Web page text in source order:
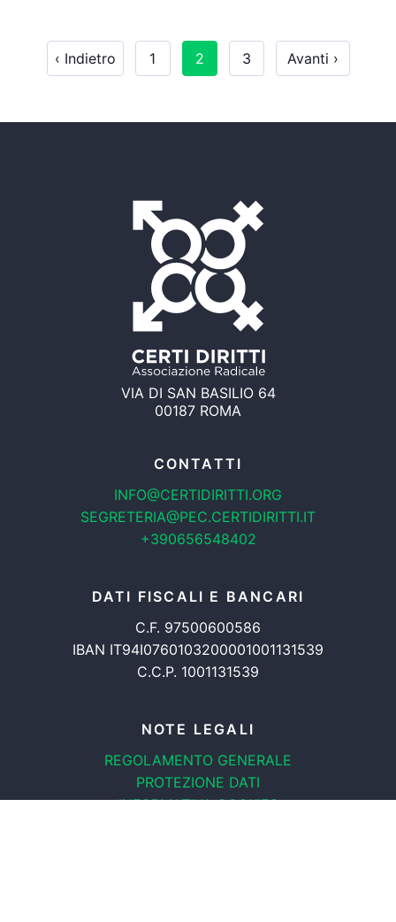
‹ Indietro 1 2 3 Avanti ›
VIA DI SAN BASILIO 64
00187 ROMA
CONTATTI
INFO@CERTIDIRITTI.ORG
SEGRETERIA@PEC.CERTIDIRITTI.IT
+390656548402
DATI FISCALI E BANCARI
C.F. 97500600586
IBAN IT94I0760103200001001131539
C.C.P. 1001131539
NOTE LEGALI
REGOLAMENTO GENERALE
PROTEZIONE DATI
INFORMATIVA COOKIES